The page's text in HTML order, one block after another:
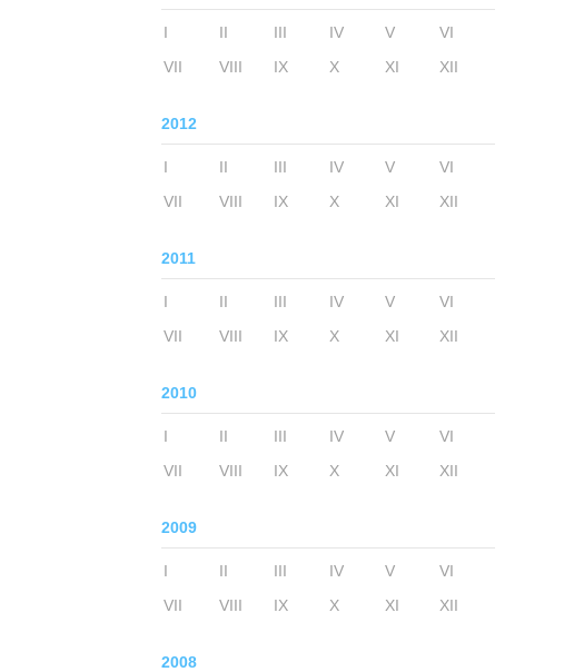
I II III IV V
VI
VII
VIII IX X XI XII
2012
I II III IV V
VI
VII
VIII IX X XI XII
2011
I II III IV V
VI
VII
VIII IX X XI XII
2010
I II III IV V
VI
VII
VIII IX X XI XII
2009
I II III IV V
VI
VII
VIII IX X XI XII
2008